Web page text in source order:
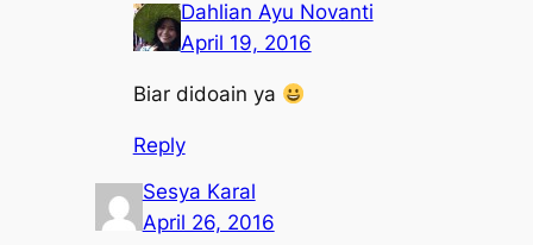
Dahlian Ayu Novanti
April 19, 2016
Biar didoain ya
Reply
Sesya Karal
April 26, 2016